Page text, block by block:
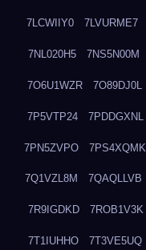
7LCWIIY0 7LVURME7
7NL020H5 7NS5N00M
7O6U1WZR 7O89DJ0L
7P5VTP24 7PDDGXNL
7PN5ZVPO 7PS4XQMK
7Q1VZL8M 7QAQLLVB
7R9IGDKD 7ROB1V3K
7T1IUHHO 7T3VE5UQ